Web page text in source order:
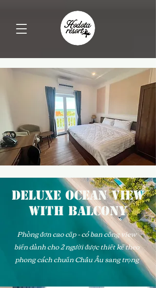
DELUXE ocean view
with balcony
Phòng đơn cao cấp - có ban công view
biển dành cho 2 người được thiết kế theo
phong cách chuẩn Châu Âu sang trọng